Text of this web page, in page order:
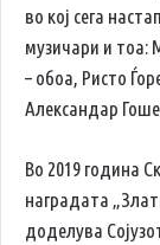
во кој сега
музичари и тоа:
– обоа, Ристо
Александар
Во 2019 година
наградата
доделува